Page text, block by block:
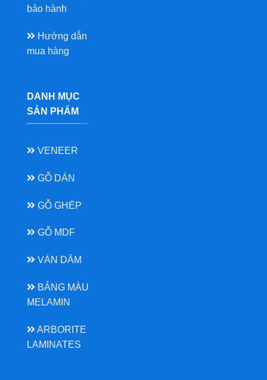
bảo hành
Hướng dẫn
mua hàng
DANH MỤC
SẢN PHẨM
VENEER
GỖ DÁN
GỖ GHÉP
GỖ MDF
VÁN DĂM
BẢNG MÀU
MELAMIN
ARBORITE
LAMINATES